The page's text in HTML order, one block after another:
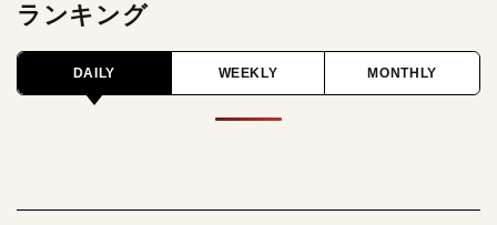
ランキング
DAILY WEEKLY MONTHLY